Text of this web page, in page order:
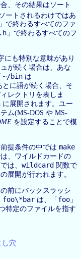
、その結果はソート
ートされるわけではあ
」で終わるすべてのファ
.h 」で終わるすべてのフ
にも特別な意味があり
が続く場合は、あな
~/bin は
とに語が続く場合、そ
レクトリを表しま
に展開されます。ユー
ム(MS-DOS や MS-
を設定することで模
提条件の中では make
、ワイルドカードの
は、 wildcard 関数で
展開が行われます。
前にバックスラッシ
foo\*bar は、「 foo 」
特定のファイルを指す
し穴